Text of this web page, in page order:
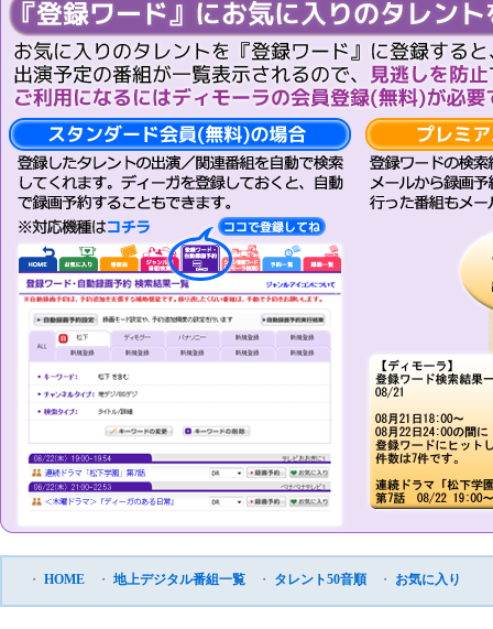
・ HOME ・ 地上デジタル番組一覧 ・ タレント50音順 ・ お気に入り